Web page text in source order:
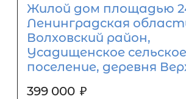
Жилой дом площадью
Ленинградская
Волховский район,
Усадищенское сельское
поселение, деревня
399 000 ₽